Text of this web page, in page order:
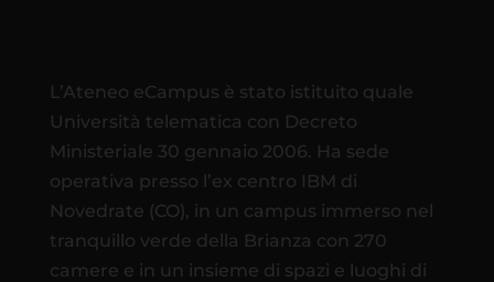
L’Ateneo eCampus è stato istituito quale
Università telematica con Decreto
Ministeriale 30 gennaio 2006. Ha sede
operativa presso l’ex centro IBM di
Novedrate (CO), in un campus immerso nel
tranquillo verde della Brianza con 270
camere e in un insieme di spazi e luoghi di